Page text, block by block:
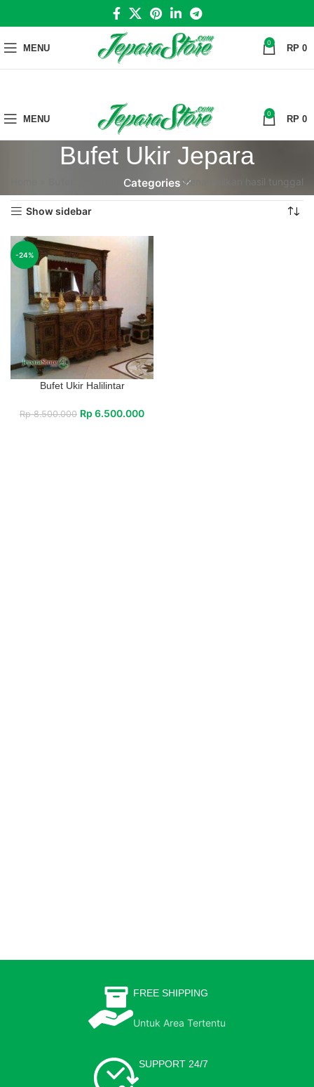
MENU 0 RP 0
MENU 0 RP 0
Bufet Ukir Jepara
Categories
Bufet Ukir Jepara Menampilkan hasil tunggal
Show sidebar
-24%
Bufet Ukir Halilintar
Rp8.500.000 Rp 6.500.000
FREE SHIPPING
Untuk Area Tertentu
SUPPORT 24/7